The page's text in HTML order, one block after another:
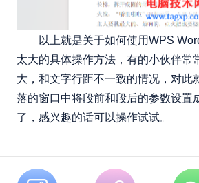
以上就是关于如何使用WPS
太大的具体操作方法，有的小伙伴常
大，和文字行距不一致的情况，对此
落的窗口中将段前和段后的参数设置
了，感兴趣的话可以操作试试。